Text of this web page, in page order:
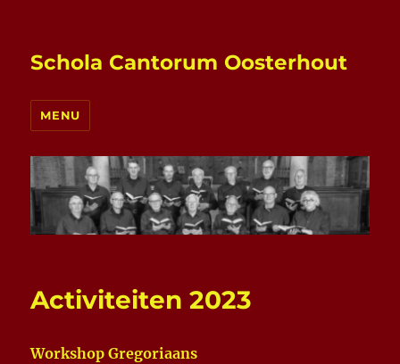
Schola Cantorum Oosterhout
MENU
Activiteiten 2023
Workshop Gregoriaans